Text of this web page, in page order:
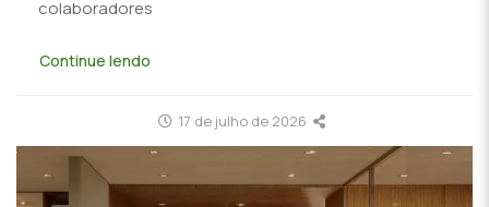
colaboradores
Continue lendo
17 de julho de 2026